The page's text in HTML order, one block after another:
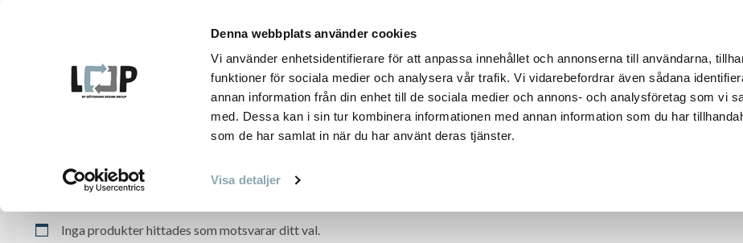
Denna webbplats använder cookies
Vi använder enhetsidentifierare för att anpassa innehållet och annonserna till användarna,
funktioner för sociala medier och analysera vår trafik. Vi vidarebefordrar även sådana
annan information från din enhet till de sociala medier och annons- och analysföretag som vi
med. Dessa kan i sin tur kombinera informationen med annan information som du har
som de har samlat in när du har använt deras tjänster.
Visa detaljer
PRODUKTER HÅLLBARHET OCH MILJÖ REFERENSER OM LOOP
Inga produkter hittades som motsvarar ditt val.